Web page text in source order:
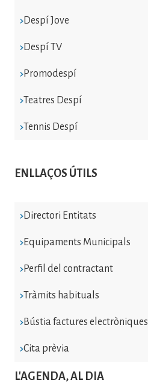
Despí Jove
Despí TV
Promodespí
Teatres Despí
Tennis Despí
ENLLAÇOS ÚTILS
Directori Entitats
Equipaments Municipals
Perfil del contractant
Tràmits habituals
Bústia factures electròniques
Cita prèvia
L'AGENDA, AL DIA